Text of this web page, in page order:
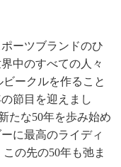
ーツブランドのひ
中のすべての人々
ークルを作ること
節目を迎えまし
たな50年を歩み始め
に最高のライディ
の先の50年も弛ま